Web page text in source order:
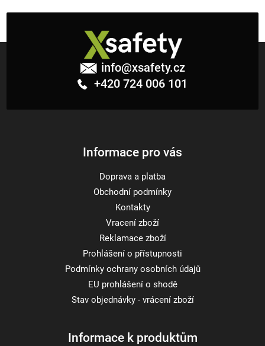
info@xsafety.cz
+420 724 006 101
Informace pro vás
Doprava a platba
Obchodní podmínky
Kontakty
Vracení zboží
Reklamace zboží
Prohlášení o přístupnosti
Podmínky ochrany osobních údajů
EU prohlášení o shodě
Stav objednávky - vrácení zboží
Informace k produktům